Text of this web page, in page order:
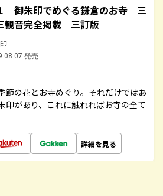
御朱印でめぐる鎌倉のお寺 三
観音完全掲載 三訂版
発売
節の花とお寺めぐり。それだけではあ
印があり、これに触れればお寺の全て
詳細を見る